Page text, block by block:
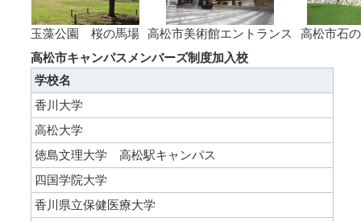
玉藻公園 桜の馬場 高松市美術館エントランス
高松市石
高松市キャンパスメンバーズ制度加入校
学校名
香川大学
高松大学
徳島文理大学 高松駅キャンパス
四国学院大学
香川県立保健医療大学